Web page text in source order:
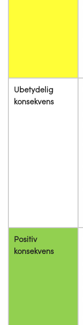
Ubetydelig
konsekvens
Positiv
konsekvens